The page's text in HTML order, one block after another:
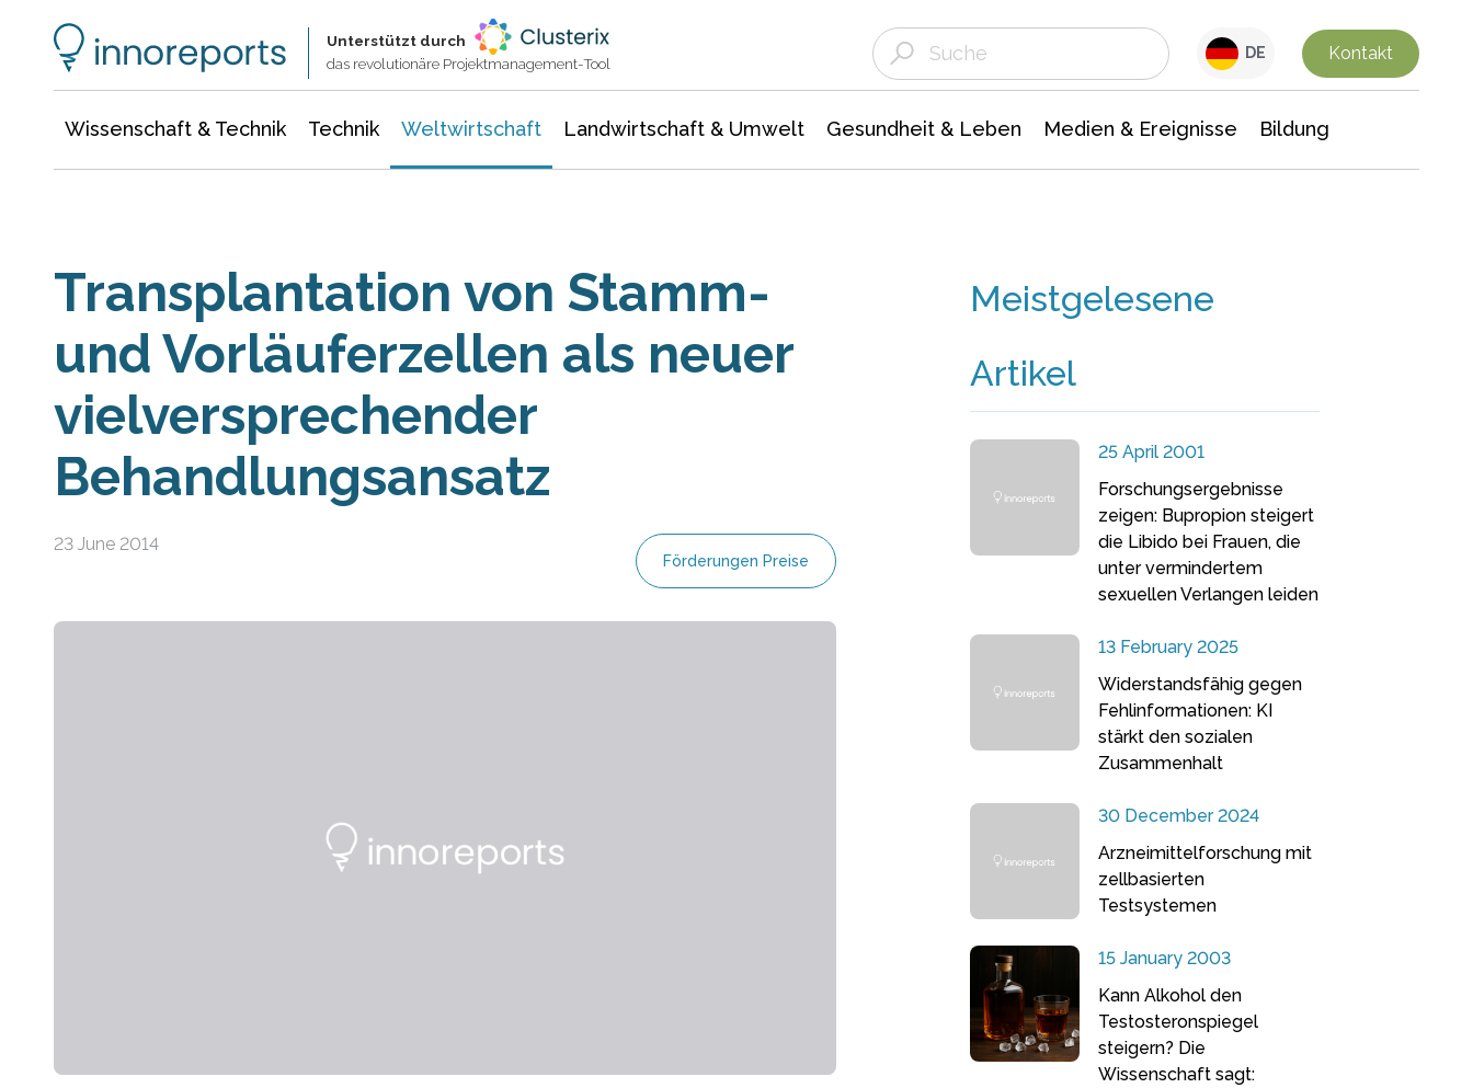
Unterstützt durch
das revolutionäre Projektmanagement-Tool
DE Kontakt
Wissenschaft & Technik Technik Weltwirtschaft Landwirtschaft & Umwelt Gesundheit & Leben Medien & Ereignisse Bildung
Transplantation von Stamm-
und Vorläuferzellen als neuer
vielversprechender
Behandlungsansatz
23 June 2014
Förderungen Preise
Meistgelesene
Artikel
25 April 2001
Forschungsergebnisse
zeigen: Bupropion steigert
die Libido bei Frauen, die
unter vermindertem
sexuellen Verlangen leiden
13 February 2025
Widerstandsfähig gegen
Fehlinformationen: KI
stärkt den sozialen
Zusammenhalt
30 December 2024
Arzneimittelforschung mit
zellbasierten
Testsystemen
15 January 2003
Kann Alkohol den
Testosteronspiegel
steigern? Die
Wissenschaft sagt: